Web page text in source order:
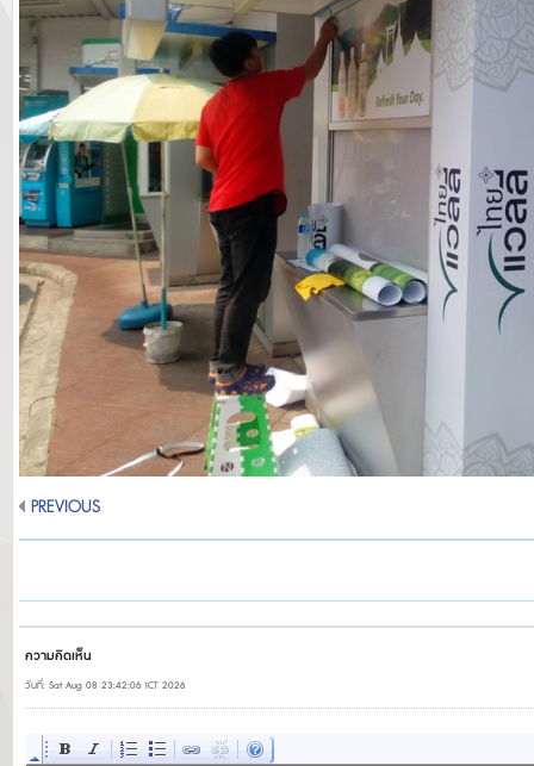
PREVIOUS
ความคิดเห็น
วันที่: Sat Aug 08 23:42:06 ICT 2026